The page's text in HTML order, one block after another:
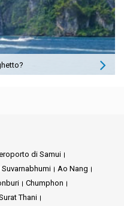
di Samui
Ao Nang
Chumphon
Thani